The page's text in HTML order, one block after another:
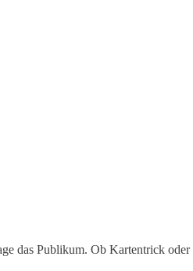
das Publikum. Ob Kartentrick